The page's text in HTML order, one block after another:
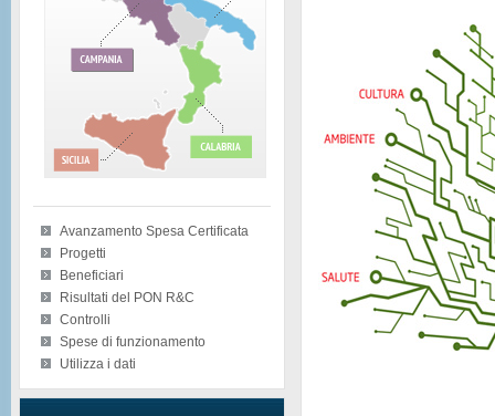
Avanzamento Spesa Certificata
Progetti
Beneficiari
Risultati del PON R&C
Controlli
Spese di funzionamento
Utilizza i dati